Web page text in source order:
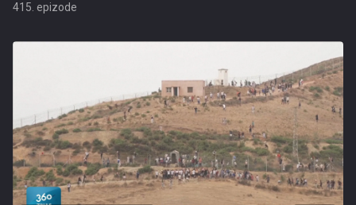
415. epizode